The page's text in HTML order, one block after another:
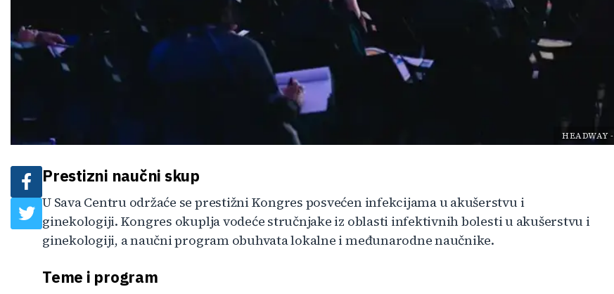
HEADWAY-
Prestizni naučni skup
U Sava Centru održaće se prestižni Kongres posvećen infekcijama u akušerstvu i
ginekologiji. Kongres okuplja vodeće stručnjake iz oblasti infektivnih bolesti u akušerstvu i
ginekologiji, a naučni program obuhvata lokalne i međunarodne naučnike.
Teme i program